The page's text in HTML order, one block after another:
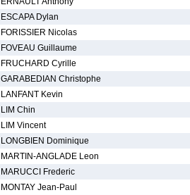
ESCAPA Dylan
FORISSIER Nicolas
FOVEAU Guillaume
FRUCHARD Cyrille
GARABEDIAN Christophe
LANFANT Kevin
LIM Chin
LIM Vincent
LONGBIEN Dominique
MARTIN-ANGLADE Leon
MARUCCI Frederic
MONTAY Jean-Paul